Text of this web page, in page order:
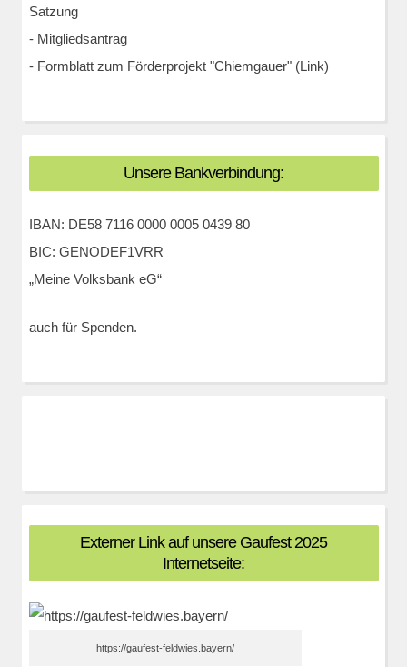
Satzung
- Mitgliedsantrag
- Formblatt zum Förderprojekt "Chiemgauer" (Link)
Unsere Bankverbindung:
IBAN: DE58 7116 0000 0005 0439 80
BIC: GENODEF1VRR
„Meine Volksbank eG“
auch für Spenden.
Externer Link auf unsere Gaufest 2025
Internetseite:
https://gaufest-feldwies.bayern/